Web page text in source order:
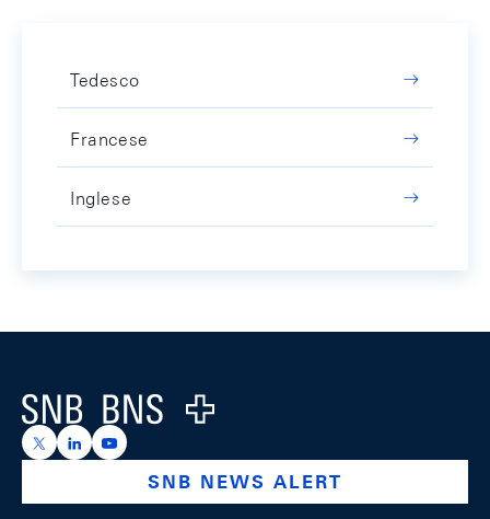
Tedesco
Francese
Inglese
Logo
https://x.com/snb_bns
https://ch.linkedin.com/company/swiss-national-
https://www.youtube.com/@swissnationalbank
SNB NEWS ALERT